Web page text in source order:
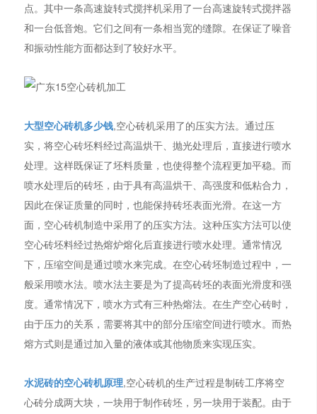
点。其中一条高速旋转式搅拌机采用了一台高速旋转式搅拌器
和一台低音炮。它们之间有一条相当宽的缝隙。在保证了噪音
和振动性能方面都达到了较好水平。
大型空心砖机多少钱,空心砖机采用了的压实方法。通过压
实，将空心砖坯料经过高温烘干、抛光处理后，直接进行喷水
处理。这样既保证了坯料质量，也使得整个流程更加平稳。而
喷水处理后的砖坯，由于具有高温烘干、高强度和低粘合力，
因此在保证质量的同时，也能保持砖坯表面光滑。在这一方
面，空心砖机制造中采用了的压实方法。这种压实方法可以使
空心砖坯料经过热熔炉熔化后直接进行喷水处理。通常情况
下，压缩空间是通过喷水来完成。在空心砖坯制造过程中，一
般采用喷水法。喷水法主要是为了提高砖坯的表面光滑度和强
度。通常情况下，喷水方式有三种热熔法。在生产空心砖时，
由于压力的关系，需要将其中的部分压缩空间进行喷水。而热
熔方式则是通过加入量的液体或其他物质来实现压实。
水泥砖的空心砖机原理,空心砖机的生产过程是制砖工序将空
心砖分成两大块，一块用于制作砖坯，另一块用于装配。由于